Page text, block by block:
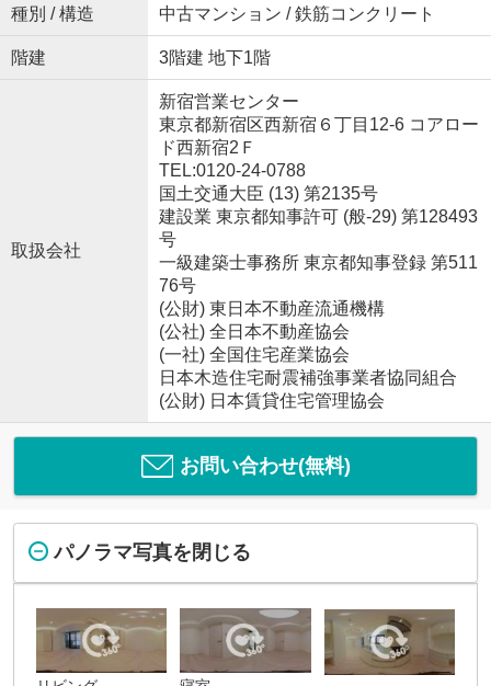
種別 / 構造 中古マンション / 鉄筋コンクリート
階建 3階建 地下1階
取扱会社
新宿営業センター
東京都新宿区西新宿６丁目12-6 コアロー
ド西新宿2Ｆ
TEL:0120-24-0788
国土交通大臣 (13) 第2135号
建設業 東京都知事許可 (般-29) 第128493
号
一級建築士事務所 東京都知事登録 第511
76号
(公財) 東日本不動産流通機構
(公社) 全日本不動産協会
(一社) 全国住宅産業協会
日本木造住宅耐震補強事業者協同組合
(公財) 日本賃貸住宅管理協会
お問い合わせ(無料)
パノラマ写真を閉じる